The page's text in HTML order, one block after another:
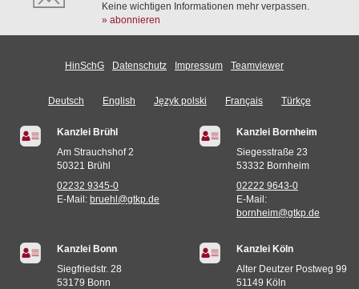
Keine wichtigen Informationen mehr verpassen.
» abonnieren
HinSchG Datenschutz Impressum Teamviewer
Deutsch English Język polski Français Türkçe
Kanzlei Brühl
Am Strauchshof 2
50321 Brühl
02232 9345-0
E-Mail: bruehl@gtkp.de
Kanzlei Bornheim
Siegesstraße 23
53332 Bornheim
02222 9643-0
E-Mail:
bornheim@gtkp.de
Kanzlei Bonn
Siegfriedstr. 28
53179 Bonn
Kanzlei Köln
Alter Deutzer Postweg 99
51149 Köln